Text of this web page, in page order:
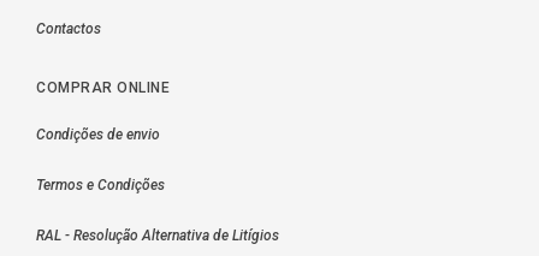
Contactos
COMPRAR ONLINE
Condições de envio
Termos e Condições
RAL - Resolução Alternativa de Litígios